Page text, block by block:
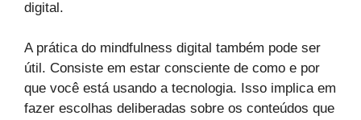
digital.
A prática do mindfulness digital também pode ser
útil. Consiste em estar consciente de como e por
que você está usando a tecnologia. Isso implica em
fazer escolhas deliberadas sobre os conteúdos que